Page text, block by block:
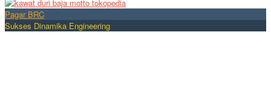
Pagar BRC
Sukses Dinamika Engineering